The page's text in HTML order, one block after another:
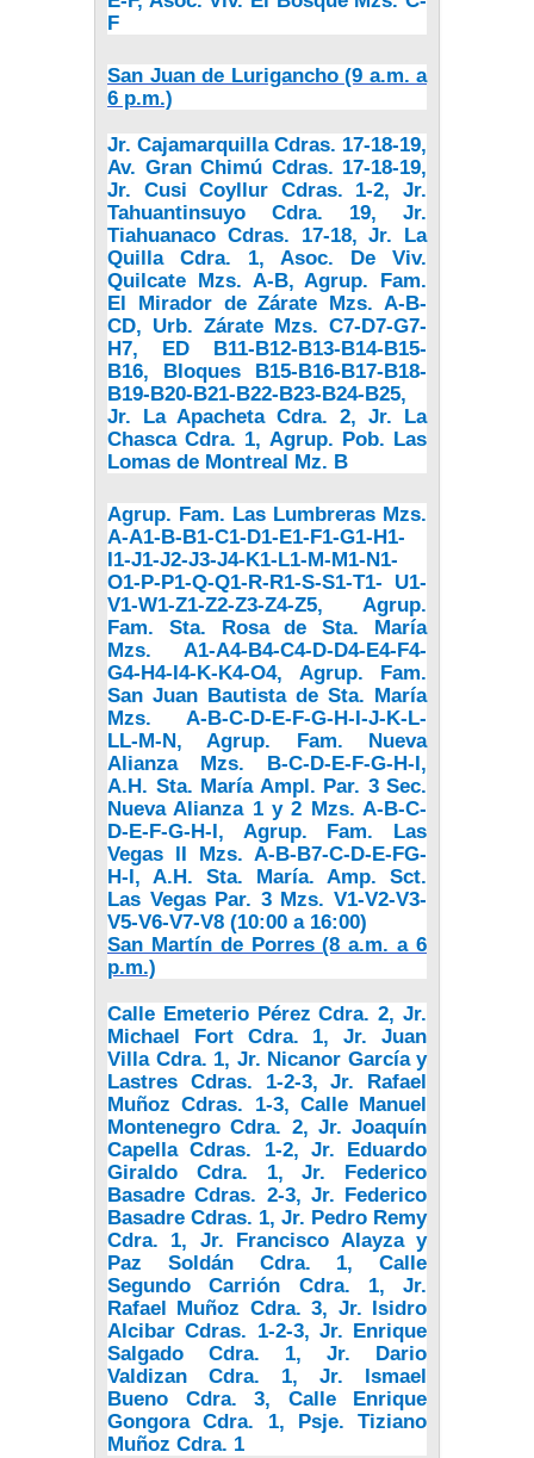
F
San Juan de Lurigancho (9 a.m. a
6 p.m.)
Jr. Cajamarquilla Cdras. 17-18-19,
Av. Gran Chimú Cdras. 17-18-19,
Jr. Cusi Coyllur Cdras. 1-2, Jr.
Tahuantinsuyo Cdra. 19, Jr.
Tiahuanaco Cdras. 17-18, Jr. La
Quilla Cdra. 1, Asoc. De Viv.
Quilcate Mzs. A-B, Agrup. Fam.
El Mirador de Zárate Mzs. A-B-
CD, Urb. Zárate Mzs. C7-D7-G7-
H7, ED B11-B12-B13-B14-B15-
B16, Bloques B15-B16-B17-B18-
B19-B20-B21-B22-B23-B24-B25,
Jr. La Apacheta Cdra. 2, Jr. La
Chasca Cdra. 1, Agrup. Pob. Las
Lomas de Montreal Mz. B
Agrup. Fam. Las Lumbreras Mzs.
A-A1-B-B1-C1-D1-E1-F1-G1-H1-
I1-J1-J2-J3-J4-K1-L1-M-M1-N1-
O1-P-P1-Q-Q1-R-R1-S-S1-T1- U1-
V1-W1-Z1-Z2-Z3-Z4-Z5, Agrup.
Fam. Sta. Rosa de Sta. María
Mzs. A1-A4-B4-C4-D-D4-E4-F4-
G4-H4-I4-K-K4-O4, Agrup. Fam.
San Juan Bautista de Sta. María
Mzs. A-B-C-D-E-F-G-H-I-J-K-L-
LL-M-N, Agrup. Fam. Nueva
Alianza Mzs. B-C-D-E-F-G-H-I,
A.H. Sta. María Ampl. Par. 3 Sec.
Nueva Alianza 1 y 2 Mzs. A-B-C-
D-E-F-G-H-I, Agrup. Fam. Las
Vegas II Mzs. A-B-B7-C-D-E-FG-
H-I, A.H. Sta. María. Amp. Sct.
Las Vegas Par. 3 Mzs. V1-V2-V3-
V5-V6-V7-V8 (10:00 a 16:00)
San Martín de Porres (8 a.m. a 6
p.m.)
Calle Emeterio Pérez Cdra. 2, Jr.
Michael Fort Cdra. 1, Jr. Juan
Villa Cdra. 1, Jr. Nicanor García y
Lastres Cdras. 1-2-3, Jr. Rafael
Muñoz Cdras. 1-3, Calle Manuel
Montenegro Cdra. 2, Jr. Joaquín
Capella Cdras. 1-2, Jr. Eduardo
Giraldo Cdra. 1, Jr. Federico
Basadre Cdras. 2-3, Jr. Federico
Basadre Cdras. 1, Jr. Pedro Remy
Cdra. 1, Jr. Francisco Alayza y
Paz Soldán Cdra. 1, Calle
Segundo Carrión Cdra. 1, Jr.
Rafael Muñoz Cdra. 3, Jr. Isidro
Alcibar Cdras. 1-2-3, Jr. Enrique
Salgado Cdra. 1, Jr. Dario
Valdizan Cdra. 1, Jr. Ismael
Bueno Cdra. 3, Calle Enrique
Gongora Cdra. 1, Psje. Tiziano
Muñoz Cdra. 1